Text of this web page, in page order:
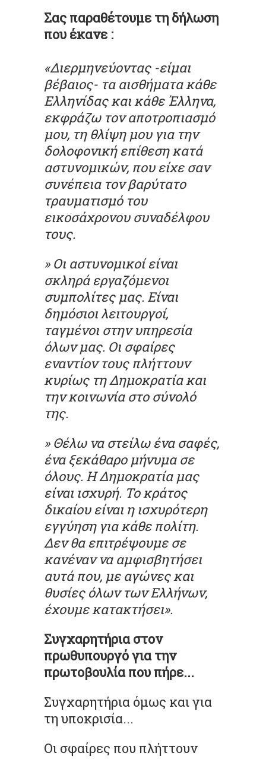
Σας παραθέτουμε τη δήλωση
που έκανε :
«Διερμηνεύοντας -είμαι
βέβαιος- τα αισθήματα κάθε
Ελληνίδας και κάθε Έλληνα,
εκφράζω τον αποτροπιασμό
μου, τη θλίψη μου για την
δολοφονική επίθεση κατά
αστυνομικών, που είχε σαν
συνέπεια τον βαρύτατο
τραυματισμό του
εικοσάχρονου συναδέλφου
τους.
» Οι αστυνομικοί είναι
σκληρά εργαζόμενοι
συμπολίτες μας. Είναι
δημόσιοι λειτουργοί,
ταγμένοι στην υπηρεσία
όλων μας. Οι σφαίρες
εναντίον τους πλήττουν
κυρίως τη Δημοκρατία και
την κοινωνία στο σύνολό
της.
» Θέλω να στείλω ένα σαφές,
ένα ξεκάθαρο μήνυμα σε
όλους. Η Δημοκρατία μας
είναι ισχυρή. Το κράτος
δικαίου είναι η ισχυρότερη
εγγύηση για κάθε πολίτη.
Δεν θα επιτρέψουμε σε
κανέναν να αμφισβητήσει
αυτά που, με αγώνες και
θυσίες όλων των Ελλήνων,
έχουμε κατακτήσει».
Συγχαρητήρια στον
πρωθυπουργό για την
πρωτοβουλία που πήρε...
Συγχαρητήρια όμως και για
τη υποκρισία...
Οι σφαίρες που πλήττουν